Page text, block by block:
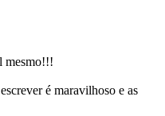
mesmo!!!
é maravilhoso e as